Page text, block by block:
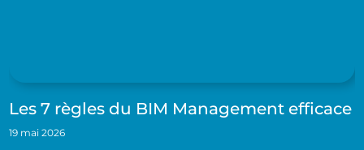
Les 7 règles du BIM Management efficace
19 mai 2026